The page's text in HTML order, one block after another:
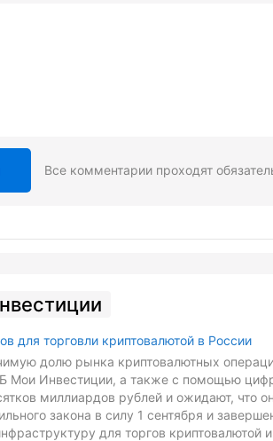
Все комментарии проходят
для торговли криптовалютой в России
долю рынка криптовалютных
Мои Инвестиции, а также с помощью
миллиардов рублей и ожидают, что
закона в силу 1 сентября и
для торгов криптовалютой